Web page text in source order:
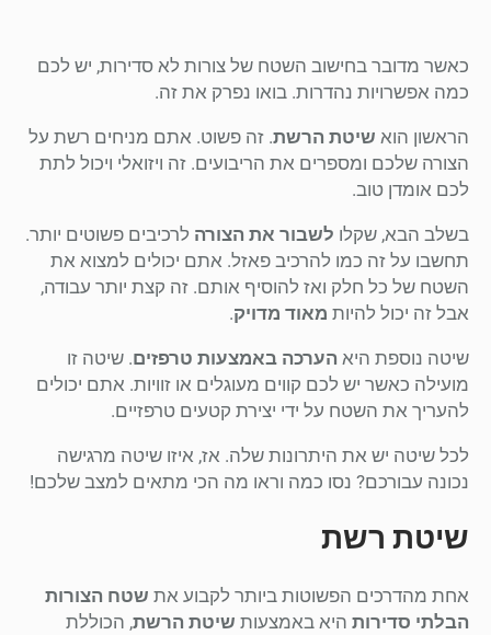
כאשר מדובר בחישוב השטח של צורות לא סדירות, יש לכם
כמה אפשרויות נהדרות. בואו נפרק את זה.
הראשון הוא שיטת הרשת. זה פשוט. אתם מניחים רשת על
הצורה שלכם ומספרים את הריבועים. זה ויזואלי ויכול לתת
לכם אומדן טוב.
בשלב הבא, שקלו לשבור את הצורה לרכיבים פשוטים יותר.
תחשבו על זה כמו להרכיב פאזל. אתם יכולים למצוא את
השטח של כל חלק ואז להוסיף אותם. זה קצת יותר עבודה,
אבל זה יכול להיות מאוד מדויק.
שיטה נוספת היא הערכה באמצעות טרפזים. שיטה זו
מועילה כאשר יש לכם קווים מעוגלים או זוויות. אתם יכולים
להעריך את השטח על ידי יצירת קטעים טרפזיים.
לכל שיטה יש את היתרונות שלה. אז, איזו שיטה מרגישה
נכונה עבורכם? נסו כמה וראו מה הכי מתאים למצב שלכם!
שיטת רשת
אחת מהדרכים הפשוטות ביותר לקבוע את שטח הצורות
הבלתי סדירות היא באמצעות שיטת הרשת, הכוללת